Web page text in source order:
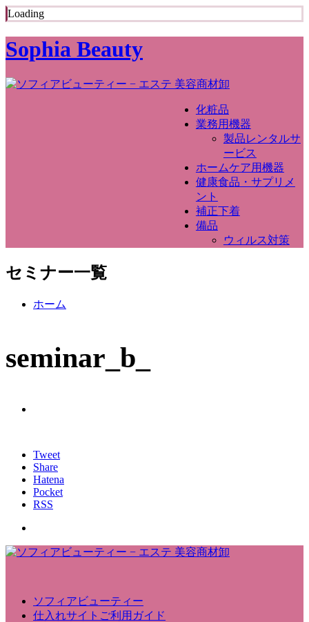
Loading
Sophia Beauty
化粧品
業務用機器
製品レンタルサ
ービス
ホームケア用機器
健康食品・サプリメ
ント
補正下着
備品
ウィルス対策
セミナー一覧
ホーム
seminar_b_
Tweet
Share
Hatena
Pocket
RSS
ソフィアビューティー
仕入れサイトご利用ガイド